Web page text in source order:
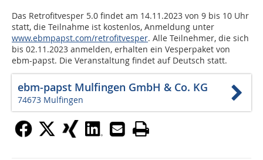
Das Retrofitvesper 5.0 findet am 14.11.2023 von 9 bis 10 Uhr
statt, die Teilnahme ist kostenlos, Anmeldung unter
www.ebmpapst.com/retrofitvesper. Alle Teilnehmer, die sich
bis 02.11.2023 anmelden, erhalten ein Vesperpaket von
ebm-papst. Die Veranstaltung findet auf Deutsch statt.
ebm-papst Mulfingen GmbH & Co. KG
74673 Mulfingen